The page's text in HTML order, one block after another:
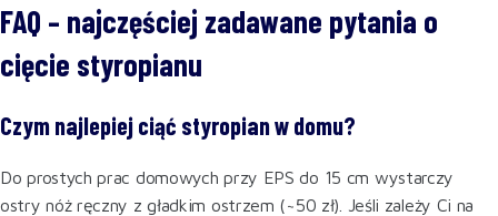
FAQ – najczęściej zadawane pytania o
cięcie styropianu
Czym najlepiej ciąć styropian w domu?
Do prostych prac domowych przy EPS do 15 cm wystarczy
ostry nóż ręczny z gładkim ostrzem (~50 zł). Jeśli zależy Ci na